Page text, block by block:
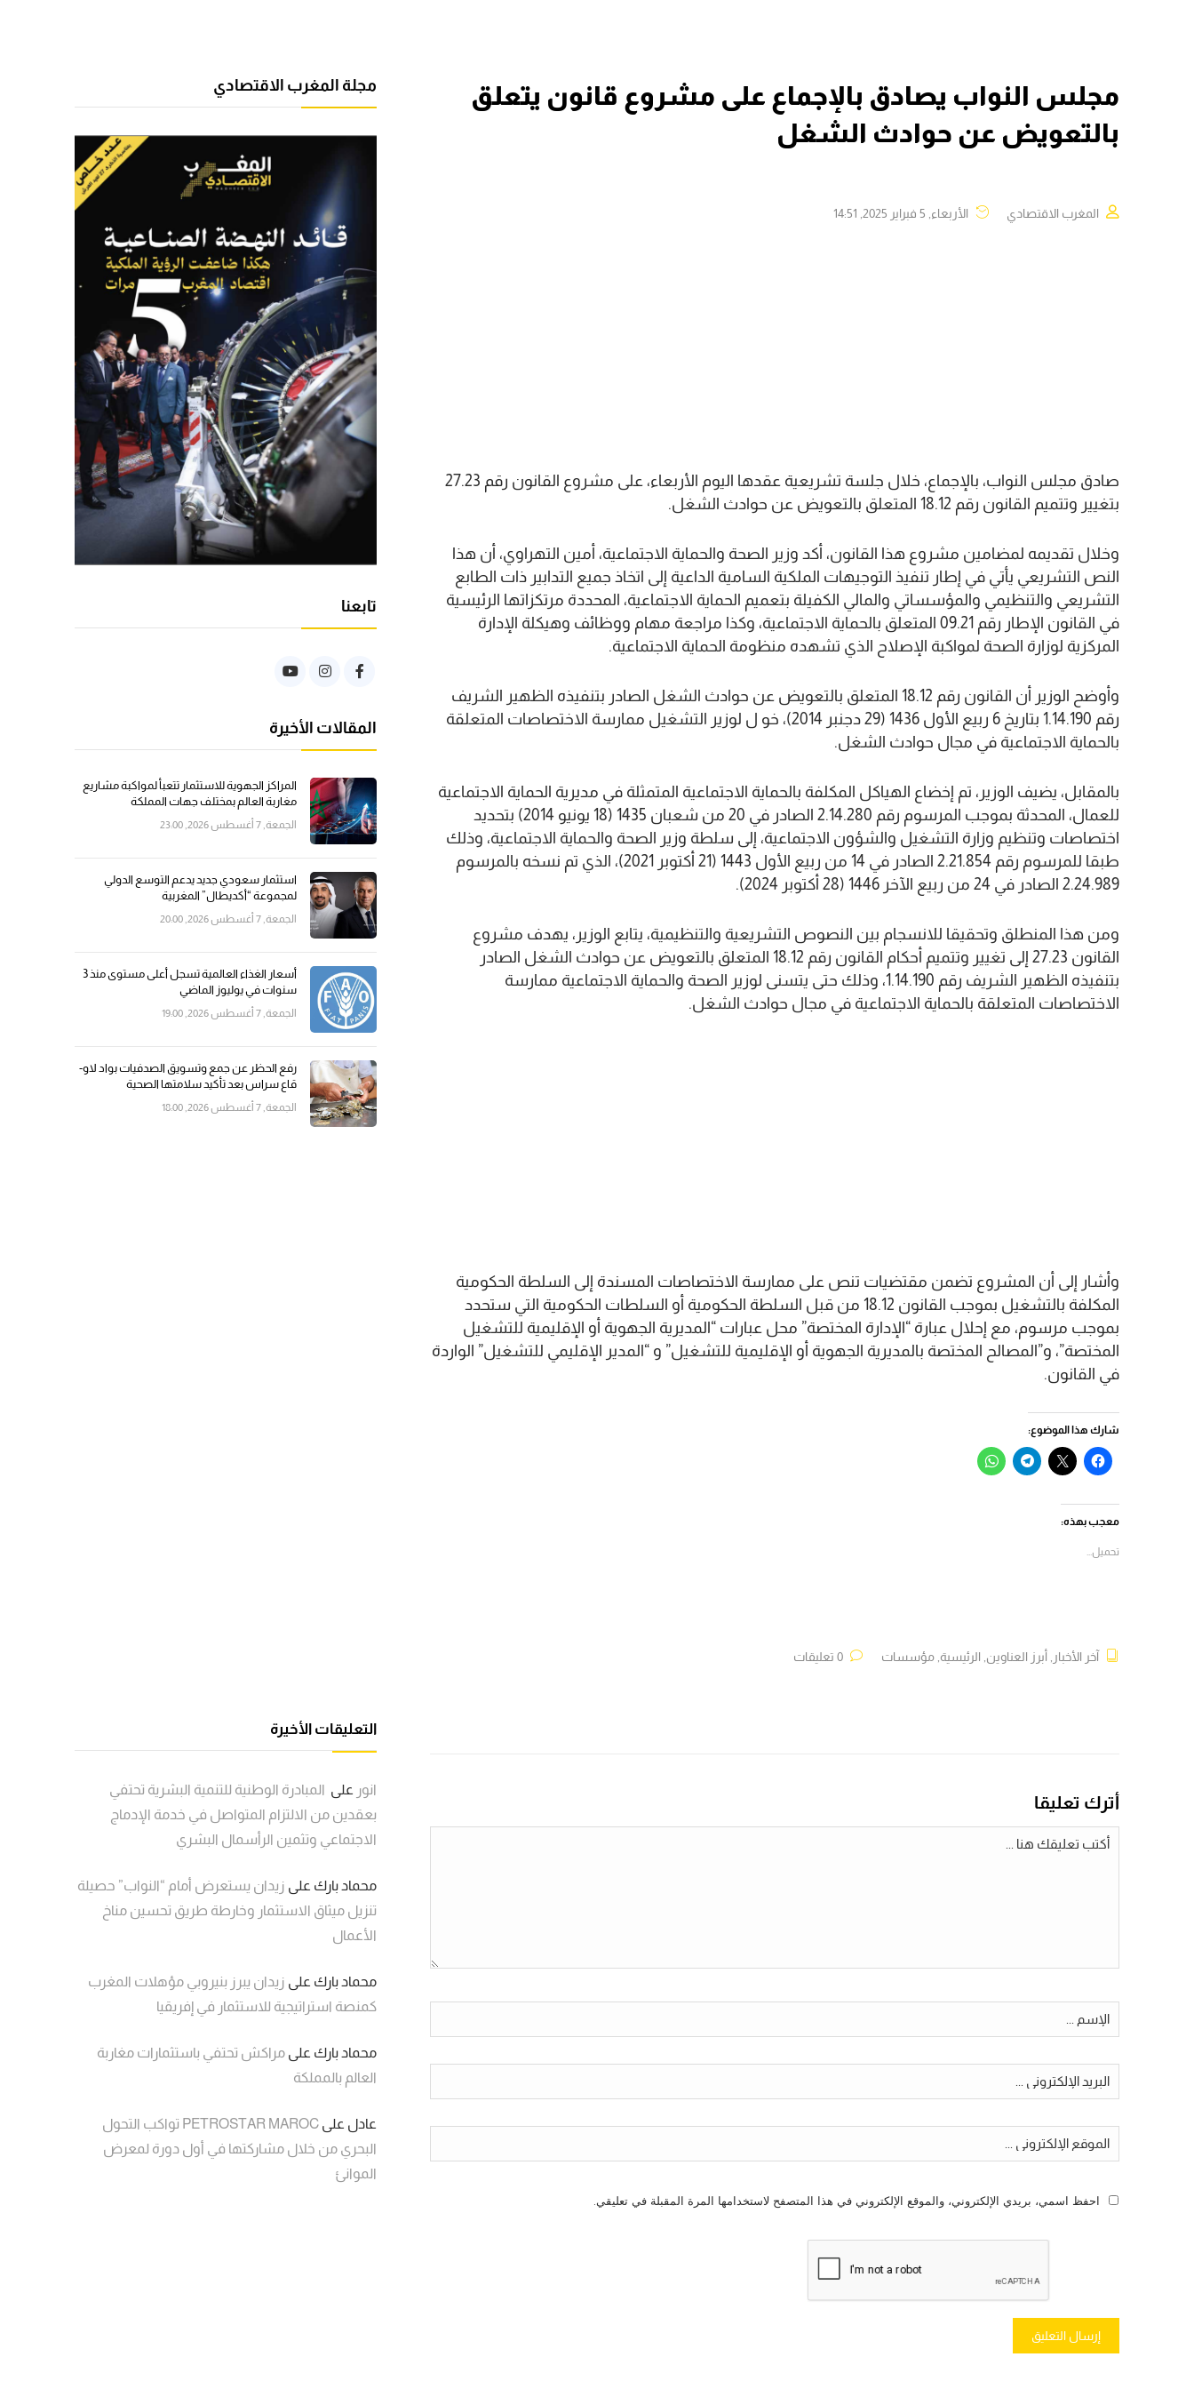
مجلس النواب يصادق بالإجماع على مشروع قانون يتعلق
بالتعويض عن حوادث الشغل
المغرب الاقتصادي الأربعاء, 5 فبراير 2025, 14:51
صادق مجلس النواب، بالإجماع، خلال جلسة تشريعية عقدها اليوم الأربعاء، على مشروع القانون رقم 27.23
بتغيير وتتميم القانون رقم 18.12 المتعلق بالتعويض عن حوادث الشغل.
وخلال تقديمه لمضامين مشروع هذا القانون، أكد وزير الصحة والحماية الاجتماعية، أمين التهراوي، أن هذا
النص التشريعي يأتي في إطار تنفيذ التوجيهات الملكية السامية الداعية إلى اتخاذ جميع التدابير ذات الطابع
التشريعي والتنظيمي والمؤسساتي والمالي الكفيلة بتعميم الحماية الاجتماعية، المحددة مرتكزاتها الرئيسية
في القانون الإطار رقم 09.21 المتعلق بالحماية الاجتماعية، وكذا مراجعة مهام ووظائف وهيكلة الإدارة
المركزية لوزارة الصحة لمواكبة الإصلاح الذي تشهده منظومة الحماية الاجتماعية.
وأوضح الوزير أن القانون رقم 18.12 المتعلق بالتعويض عن حوادث الشغل الصادر بتنفيذه الظهير الشريف
رقم 1.14.190 بتاريخ 6 ربيع الأول 1436 (29 دجنبر 2014)، خو ل لوزير التشغيل ممارسة الاختصاصات المتعلقة
بالحماية الاجتماعية في مجال حوادث الشغل.
بالمقابل، يضيف الوزير، تم إخضاع الهياكل المكلفة بالحماية الاجتماعية المتمثلة في مديرية الحماية الاجتماعية
للعمال، المحدثة بموجب المرسوم رقم 2.14.280 الصادر في 20 من شعبان 1435 (18 يونيو 2014) بتحديد
اختصاصات وتنظيم وزارة التشغيل والشؤون الاجتماعية، إلى سلطة وزير الصحة والحماية الاجتماعية، وذلك
طبقا للمرسوم رقم 2.21.854 الصادر في 14 من ربيع الأول 1443 (21 أكتوبر 2021)، الذي تم نسخه بالمرسوم
2.24.989 الصادر في 24 من ربيع الآخر 1446 (28 أكتوبر 2024).
ومن هذا المنطلق وتحقيقا للانسجام بين النصوص التشريعية والتنظيمية، يتابع الوزير، يهدف مشروع
القانون 27.23 إلى تغيير وتتميم أحكام القانون رقم 18.12 المتعلق بالتعويض عن حوادث الشغل الصادر
بتنفيذه الظهير الشريف رقم 1.14.190، وذلك حتى يتسنى لوزير الصحة والحماية الاجتماعية ممارسة
الاختصاصات المتعلقة بالحماية الاجتماعية في مجال حوادث الشغل.
وأشار إلى أن المشروع تضمن مقتضيات تنص على ممارسة الاختصاصات المسندة إلى السلطة الحكومية
المكلفة بالتشغيل بموجب القانون 18.12 من قبل السلطة الحكومية أو السلطات الحكومية التي ستحدد
بموجب مرسوم، مع إحلال عبارة “الإدارة المختصة” محل عبارات “المديرية الجهوية أو الإقليمية للتشغيل
المختصة”، و”المصالح المختصة بالمديرية الجهوية أو الإقليمية للتشغيل” و “المدير الإقليمي للتشغيل” الواردة
في القانون.
شارك هذا الموضوع:
انقر
للمشاركة
(فتح
في
نافذة
النقر
للمشاركة
انقر
للمشاركة
انقر
للمشاركة
معجب بهذه:
تحميل...
آخر الأخبار أبرز العناوين الرئيسية مؤسسات
أترك تعليقا
احفظ اسمي، بريدي الإلكتروني، والموقع الإلكتروني في هذا المتصفح لاستخدامها المرة المقبلة في تعليقي.
مجلة المغرب الاقتصادي
تابعنا
المقالات الأخيرة
المراكز الجهوية للاستثمار تتعبأ لمواكبة مشاريع
مغاربة العالم بمختلف جهات المملكة
الجمعة, 7 أغسطس 2026, 23:00
استثمار سعودي جديد يدعم التوسع الدولي
لمجموعة “أكديطال” المغربية
الجمعة, 7 أغسطس 2026, 20:00
أسعار الغذاء العالمية تسجل أعلى مستوى منذ 3
سنوات في يوليوز الماضي
الجمعة, 7 أغسطس 2026, 19:00
رفع الحظر عن جمع وتسويق الصدفيات بواد لاو-
قاع سراس بعد تأكيد سلامتها الصحية
الجمعة, 7 أغسطس 2026, 18:00
التعليقات الأخيرة
انور على المبادرة الوطنية للتنمية البشرية تحتفي
بعقدين من الالتزام المتواصل في خدمة الإدماج
الاجتماعي وتثمين الرأسمال البشري
محماد بارك على زيدان يستعرض أمام “النواب” حصيلة
تنزيل ميثاق الاستثمار وخارطة طريق تحسين مناخ
الأعمال
محماد بارك على زيدان يبرز بنيروبي مؤهلات المغرب
كمنصة استراتيجية للاستثمار في إفريقيا
محماد بارك على مراكش تحتفي باستثمارات مغاربة
العالم بالمملكة
عادل على
PETROSTAR MAROC تواكب التحول
البحري من خلال مشاركتها في أول دورة لمعرض
الموانئ